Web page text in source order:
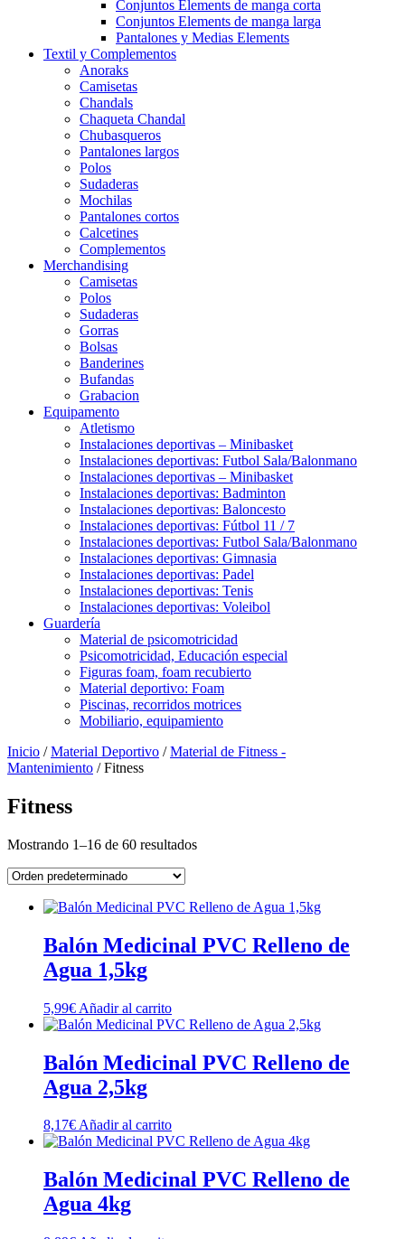
Conjuntos Elements de manga corta
Conjuntos Elements de manga larga
Pantalones y Medias Elements
Textil y Complementos
Anoraks
Camisetas
Chandals
Chaqueta Chandal
Chubasqueros
Pantalones largos
Polos
Sudaderas
Mochilas
Pantalones cortos
Calcetines
Complementos
Merchandising
Camisetas
Polos
Sudaderas
Gorras
Bolsas
Banderines
Bufandas
Grabacion
Equipamento
Atletismo
Instalaciones deportivas – Minibasket
Instalaciones deportivas: Futbol Sala/Balonmano
Instalaciones deportivas – Minibasket
Instalaciones deportivas: Badminton
Instalaciones deportivas: Baloncesto
Instalaciones deportivas: Fútbol 11 / 7
Instalaciones deportivas: Futbol Sala/Balonmano
Instalaciones deportivas: Gimnasia
Instalaciones deportivas: Padel
Instalaciones deportivas: Tenis
Instalaciones deportivas: Voleibol
Guardería
Material de psicomotricidad
Psicomotricidad, Educación especial
Figuras foam, foam recubierto
Material deportivo: Foam
Piscinas, recorridos motrices
Mobiliario, equipamiento
Inicio /Material Deportivo /Material de Fitness -
Mantenimiento / Fitness
Fitness
Mostrando 1–16 de 60 resultados
Balón Medicinal PVC Relleno de
Agua 1,5kg
5,99€ Añadir al carrito
Balón Medicinal PVC Relleno de
Agua 2,5kg
8,17€Añadir al carrito
Balón Medicinal PVC Relleno de
Agua 4kg